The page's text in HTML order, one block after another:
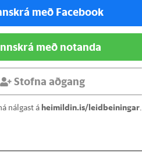
með Facebook
með notanda
Stofna aðgang
nálgast áheimildin.is/leidbeiningar.